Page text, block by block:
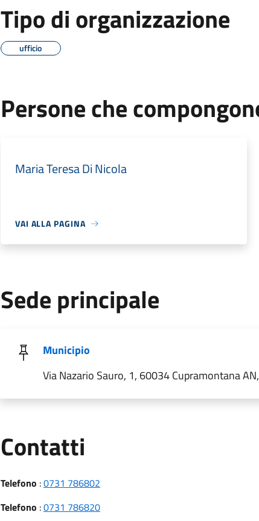
Tipo di organizzazione
ufficio
Persone che
Maria Teresa Di Nicola
VAI ALLA PAGINA
Sede principale
Municipio
Via Nazario Sauro, 1, 60034 Cupramontana
Contatti
Telefono :0731 786802
Telefono :0731 786820